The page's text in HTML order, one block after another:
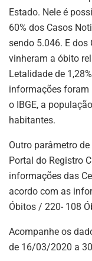
Estado. Nele é
60% dos Casos
sendo 5.046. E
vinheram a óbito
Letalidade de
informações foram
o IBGE, a
habitantes.
Outro parâmetro
Portal do Registro
informações das
acordo com as
Óbitos / 220- 108
Acompanhe os
de 16/03/2020 a